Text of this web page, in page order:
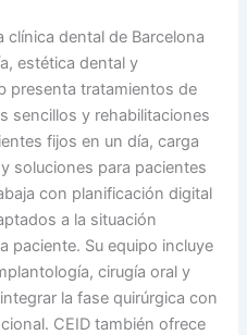
clínica dental de Barcelona
estética dental y
presenta tratamientos de
sencillos y rehabilitaciones
fijos en un día, carga
soluciones para pacientes
con planificación digital
a la situación
paciente. Su equipo incluye
cirugía oral y
la fase quirúrgica con
CEID también ofrece